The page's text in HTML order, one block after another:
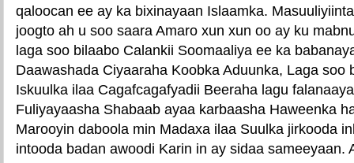
qaloocan ee ay ka bixinayaan Islaamka.
joogto ah u soo saara Amaro xun xun oo ay ku
laga soo bilaabo Calankii Soomaaliya ee ka
Daawashada Ciyaaraha Koobka Aduunka, Laga soo
Iskuulka ilaa Cagafcagafyadii Beeraha lagu
Fuliyayaasha Shabaab ayaa karbaasha Haweenka
Marooyin daboola min Madaxa ilaa Suulka jirkooda
intooda badan awoodi Karin in ay sidaa sameeyaan.